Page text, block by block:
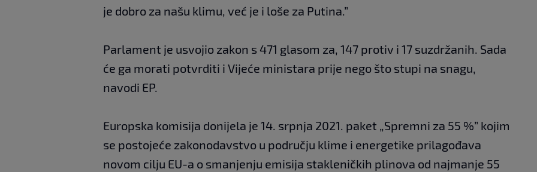
je dobro za našu klimu, već je i loše za Putina.”
Parlament je usvojio zakon s 471 glasom za, 147 protiv i 17 suzdržanih. Sada
će ga morati potvrditi i Vijeće ministara prije nego što stupi na snagu,
navodi EP.
Europska komisija donijela je 14. srpnja 2021. paket „Spremni za 55 %” kojim
se postojeće zakonodavstvo u području klime i energetike prilagođava
novom cilju EU-a o smanjenju emisija stakleničkih plinova od najmanje 55